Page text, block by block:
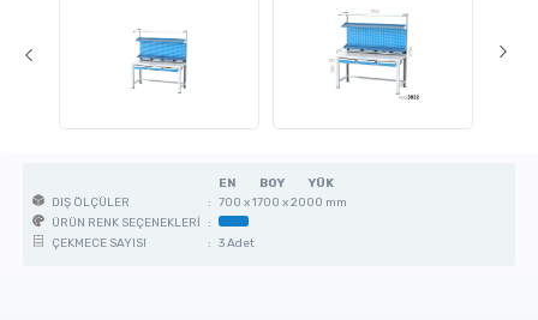
EN BOY
YÜK
DIŞ ÖLÇÜLER
: 700 x 1700 x 2000 mm
ÜRÜN RENK SEÇENEKLERİ :
ÇEKMECE SAYISI
: 3 Adet